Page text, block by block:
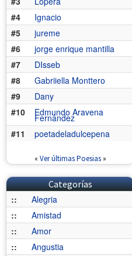
#4
Ignacio
#5
jureme
#6
jorge enrique mantilla
#7
DIsseb
#8
Gabriiella Monttero
#9
Dany
#10
Edmundo Aravena
Fernández
#11
poetadeladulcepena
« Ver últimas Poesias»
Categorías
::
Alegria
::
Amistad
::
Amor
::
Angustia